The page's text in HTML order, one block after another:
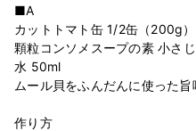
■A
カットトマト缶 1/2缶（200g）
顆粒コンソメスープの素 小さじ
水 50ml
ムール貝をふんだんに使った旨
作り方